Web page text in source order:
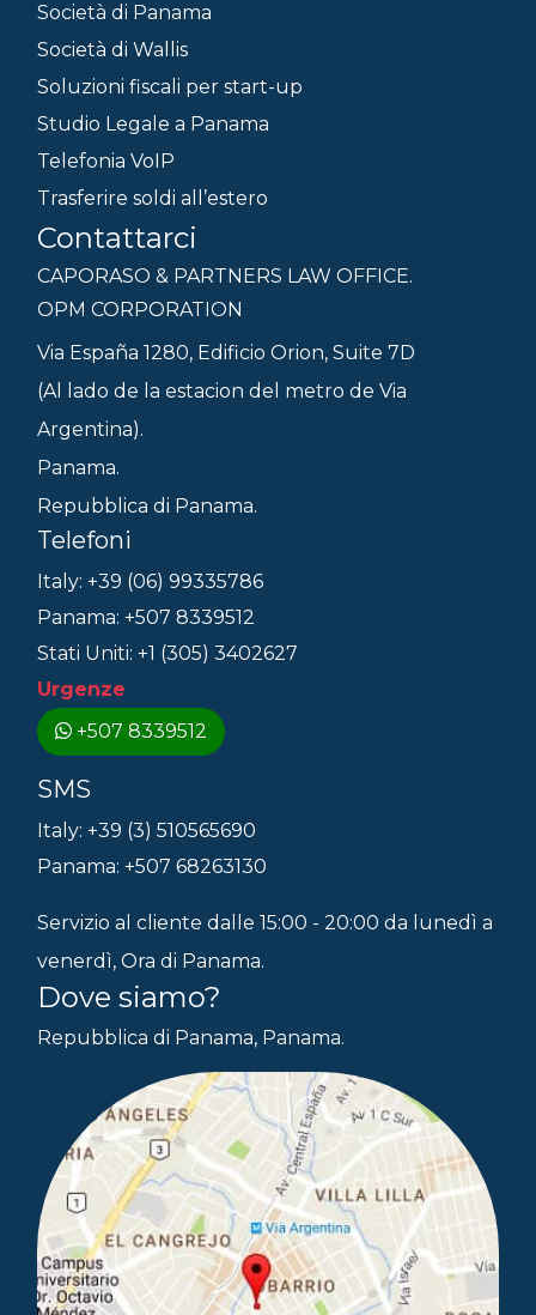
Società di Panama
Società di Wallis
Soluzioni fiscali per start-up
Studio Legale a Panama
Telefonia VoIP
Trasferire soldi all’estero
Contattarci
CAPORASO & PARTNERS LAW OFFICE.
OPM CORPORATION
Via España 1280, Edificio Orion, Suite 7D
(Al lado de la estacion del metro de Via
Argentina).
Panama.
Repubblica di Panama.
Telefoni
Italy: +39 (06) 99335786
Panama: +507 8339512
Stati Uniti: +1 (305) 3402627
Urgenze
+507 8339512
SMS
Italy: +39 (3) 510565690
Panama: +507 68263130
Servizio al cliente dalle 15:00 - 20:00 da lunedì a
venerdì, Ora di Panama.
Dove siamo?
Repubblica di Panama, Panama.